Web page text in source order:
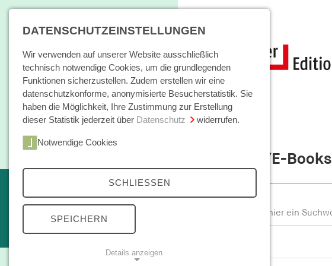
Home
Bücher / E-Books
Themen
kleine reihe
Open Access
Bücher/E-Books
DATENSCHUTZEINSTELLUNGEN
Wir verwenden auf unserer Website ausschließlich
technisch notwendige Cookies, um die grundlegenden
Funktionen sicherzustellen. Zudem erstellen wir eine
datenschutzkonforme, anonymisierte Besucherstatistik. Sie
haben die Möglichkeit, Ihre Zustimmung zur Erstellung
dieser Statistik jederzeit über Datenschutz widerrufen.
Notwendige Cookies
SCHLIESSEN
SPEICHERN
Details anzeigen